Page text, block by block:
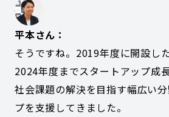
平本さん：
そうですね。2019年度に開設し
2024年度までスタートアップ成
社会課題の解決を目指す幅広い
プを支援してきました。